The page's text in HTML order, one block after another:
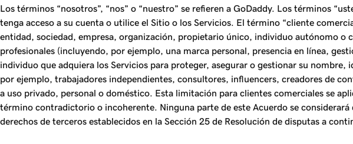
Los términos “nosotros”, “nos” o “nuestro” se refieren a GoDaddy. Los términos
tenga acceso a su cuenta o utilice el Sitio o los Servicios. El término “cliente
entidad, sociedad, empresa, organización, propietario único, individuo autónomo
profesionales (incluyendo, por ejemplo, una marca personal, presencia en línea,
individuo que adquiera los Servicios para proteger, asegurar o gestionar su
por ejemplo, trabajadores independientes, consultores, influencers, creadores de
a uso privado, personal o doméstico. Esta limitación para clientes comerciales se
término contradictorio o incoherente. Ninguna parte de este Acuerdo se
derechos de terceros establecidos en la Sección 25 de Resolución de disputas a